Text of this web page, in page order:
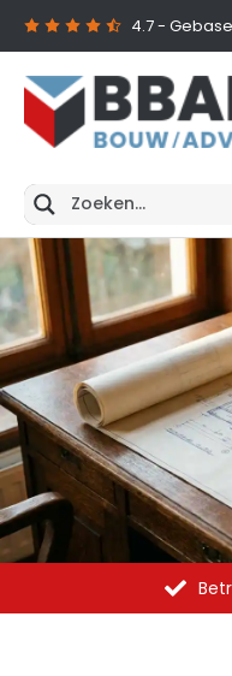
4.7-
Al meer dan